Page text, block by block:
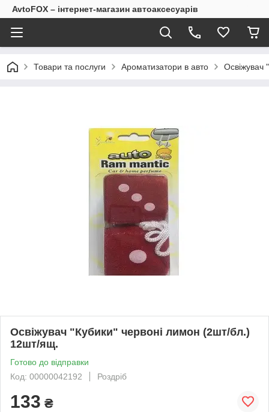
AvtoFOX – інтернет-магазин автоаксесуарів
Товари та послуги Ароматизатори в авто Освіжувач
Освіжувач "Кубики" червоні лимон (2шт/бл.)
12шт/ящ.
Готово до відправки
Код: 00000042192
Роздріб
133 ₴